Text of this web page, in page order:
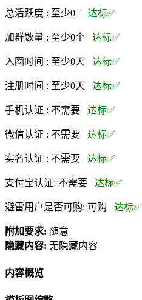
总活跃度 : 至少0+ 达标✅
加群数量 : 至少0个 达标✅
入圈时间 : 至少0天 达标✅
注册时间 : 至少0天 达标✅
手机认证 : 不需要 达标✅
微信认证 : 不需要 达标✅
实名认证 : 不需要 达标✅
支付宝认证: 不需要 达标✅
避雷用户是否可购: 可购 达标✅
附加要求: 随意
隐藏内容: 无隐藏内容
内容概览